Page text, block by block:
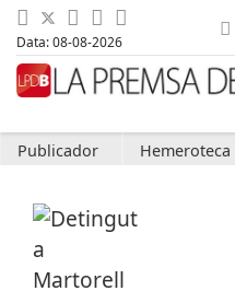
Data: 08-08-2026
Publicador Hemeroteca